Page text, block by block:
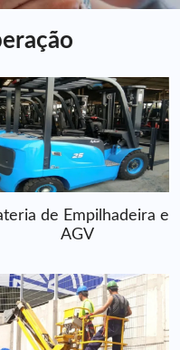
de Empilhadeira e
AGV